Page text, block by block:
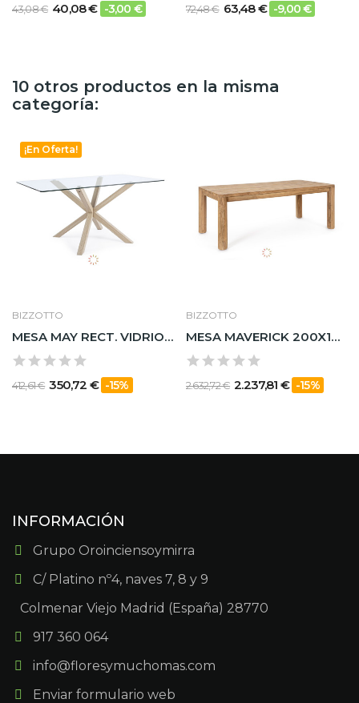
43,08 € 40,08 € -3,00 € 72,48 € 63,48 € -9,00 €
10 otros productos en la misma
categoría:
¡En Oferta!
BIZZOTTO
MESA MAY RECT. VIDRIO PATA NAT. 160X90
412,61 € 350,72 € -15%
BIZZOTTO
MESA MAVERICK 200X100 TAPA Y PATAS DE MADERA DE...
2.632,72 € 2.237,81 € -15%
INFORMACIÓN
Grupo Oroinciensoymirra
C/ Platino nº4, naves 7, 8 y 9
Colmenar Viejo Madrid (España) 28770
917 360 064
info@floresymuchomas.com
Enviar formulario web